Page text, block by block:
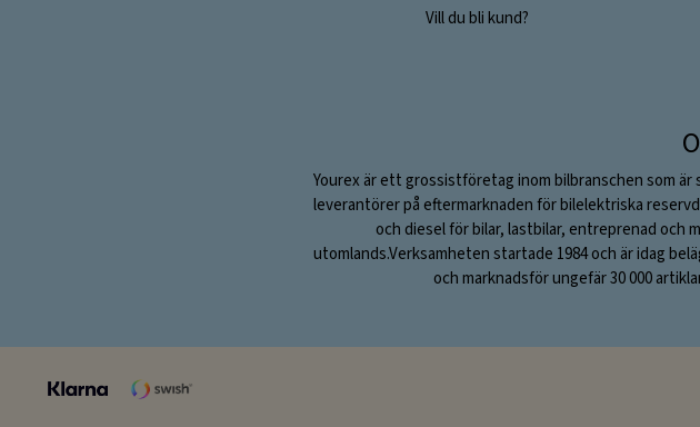
Vill du bli kund?
Yourex är ett grossistföretag inom bilbranschen som är
leverantörer på eftermarknaden för bilelektriska
och diesel för bilar, lastbilar, entreprenad och
utomlands.Verksamheten startade 1984 och är idag
och marknadsför ungefär 30 000